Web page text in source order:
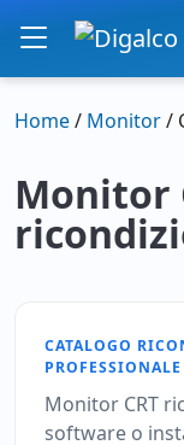
Navigazione
Home/ Monitor/
Monitor
CATALOGO
PROFESSIONALE
Monitor CRT
software o